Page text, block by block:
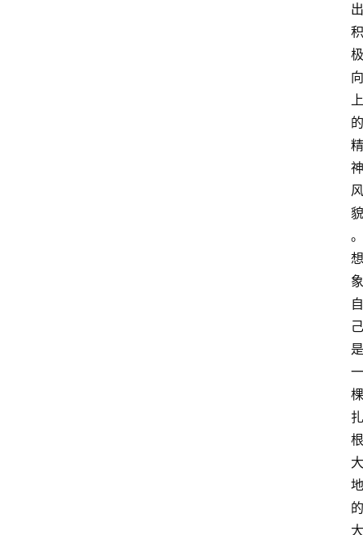
出
积
极
向
上
的
精
神
风
貌
。
想
象
自
己
是
一
棵
扎
根
大
地
的
大